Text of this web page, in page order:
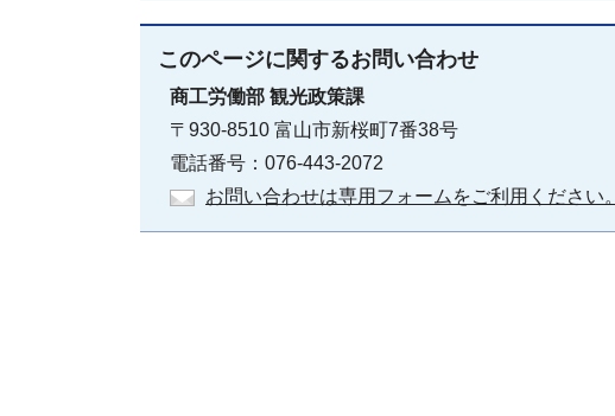
このページに関するお問い合わせ
商工労働部 観光政策課
〒930-8510 富山市新桜町7番38号
電話番号：076-443-2072
お問い合わせは専用フォームをご利用ください。